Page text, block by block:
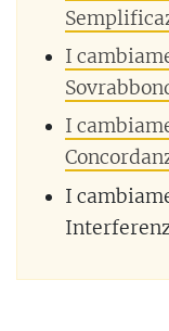
I
I
I